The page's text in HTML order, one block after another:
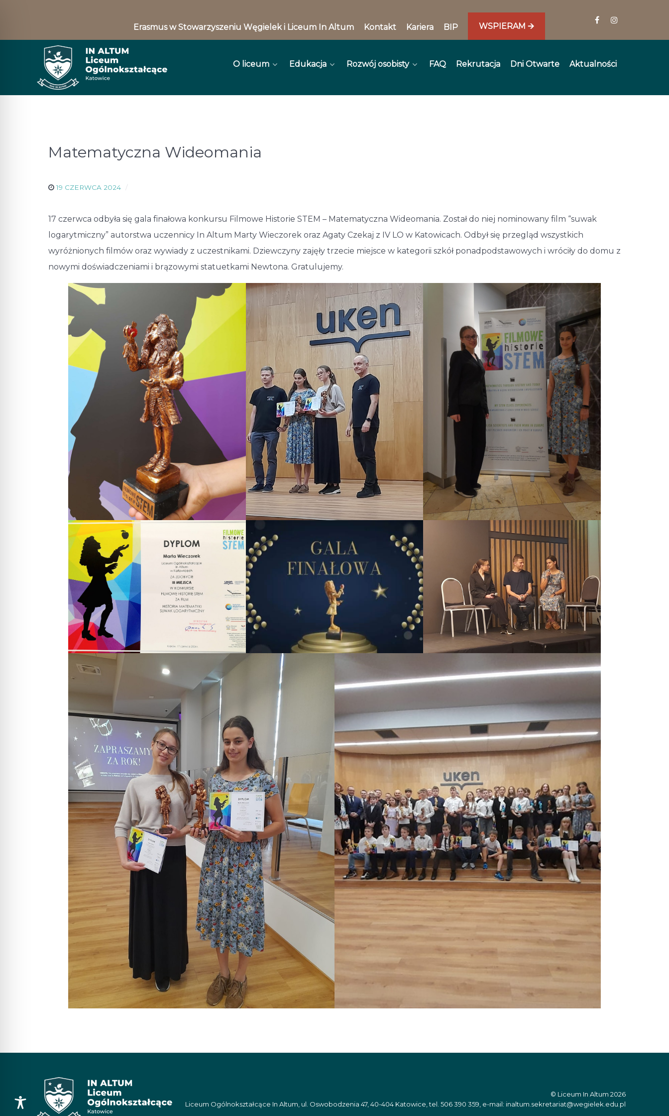
Erasmus w Stowarzyszeniu Węgielek i Liceum In Altum Kontakt Kariera BIP WSPIERAM 🡪
O liceum Edukacja Rozwój osobisty FAQ Rekrutacja Dni Otwarte Aktualności
Matematyczna Wideomania
19 CZERWCA 2024
17 czerwca odbyła się gala finałowa konkursu Filmowe Historie STEM – Matematyczna Wideomania. Został do niej nominowany film “suwak
logarytmiczny” autorstwa uczennicy In Altum Marty Wieczorek oraz Agaty Czekaj z IV LO w Katowicach. Odbył się przegląd wszystkich
wyróżnionych filmów oraz wywiady z uczestnikami. Dziewczyny zajęły trzecie miejsce w kategorii szkół ponadpodstawowych i wróciły do domu z
nowymi doświadczeniami i brązowymi statuetkami Newtona. Gratulujemy.
© Liceum In Altum 2026
Liceum Ogólnokształcące In Altum, ul. Oswobodzenia 47, 40-404 Katowice, tel. 506 390 359, e-mail: inaltum.sekretariat@wegielek.edu.pl